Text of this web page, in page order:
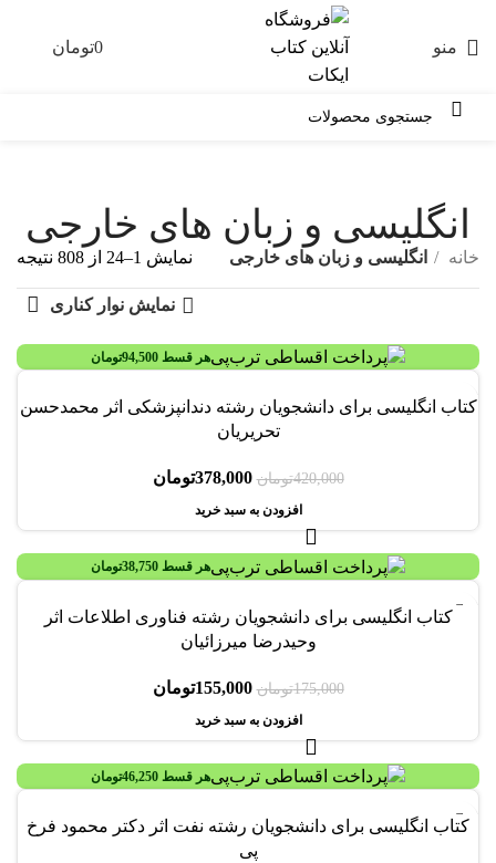
منو 0تومان
انگلیسی و زبان های خارجی
خانه انگلیسی و زبان های خارجی نمایش 1–24 از 808 نتیجه
نمایش نوار کناری
هر قسط 94,500تومان
کتاب انگلیسی برای دانشجویان رشته دندانپزشکی اثر محمدحسن
تحریریان
420,000تومان 378,000تومان
افزودن به سبد خرید
هر قسط 38,750تومان
کتاب انگلیسی برای دانشجویان رشته فناوری اطلاعات اثر
وحیدرضا میرزائیان
175,000تومان 155,000تومان
افزودن به سبد خرید
هر قسط 46,250تومان
کتاب انگلیسی برای دانشجویان رشته نفت اثر دکتر محمود فرخ
پی